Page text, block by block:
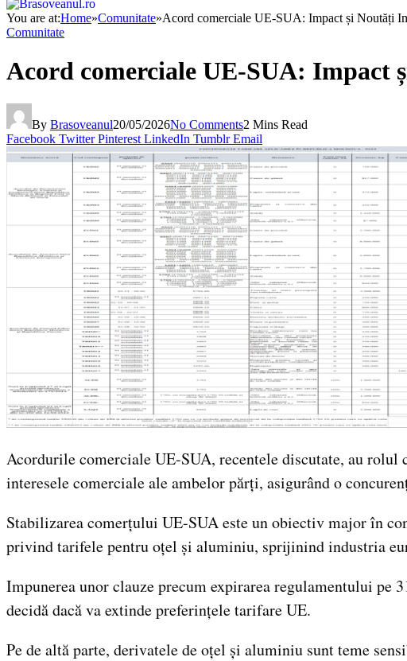
You are at:Home»Comunitate»Acord comerciale UE-SUA: Impact și Noutăți
Comunitate
Acord comerciale UE-SUA: Impact
By Brasoveanul20/05/2026No Comments2 Mins Read
Facebook Twitter Pinterest LinkedIn Tumblr Email
Acordurile comerciale UE-SUA, recentele discutate, au rolul
interesele comerciale ale ambelor părți, asigurând o
Stabilizarea comerțului UE-SUA este un obiectiv major în
privind tarifele pentru oțel și aluminiu, sprijinind industria
Impunerea unor clauze precum expirarea regulamentului pe
decidă dacă va extinde preferințele tarifare UE.
Pe de altă parte, derivatele de oțel și aluminiu sunt teme